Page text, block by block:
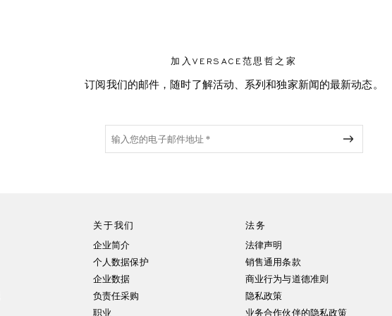
加入VERSACE范思哲之家
订阅我们的邮件，随时了解活动、系列和独家新闻的最新动态。
关于我们
企业简介
个人数据保护
企业数据
负责任采购
职业
法务
法律声明
销售通用条款
商业行为与道德准则
隐私政策
业务合作伙伴的隐私政策